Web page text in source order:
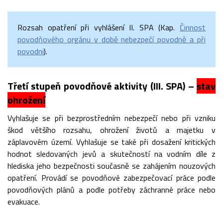
Rozsah opatření při vyhlášení II. SPA (Kap. Činnost
povodňového orgánu v době nebezpečí povodně a při
povodni).
Třetí stupeň povodňové aktivity (III. SPA) – stav
ohrožení
Vyhlašuje se při bezprostředním nebezpečí nebo při vzniku
škod většího rozsahu, ohrožení životů a majetku v
záplavovém území. Vyhlašuje se také při dosažení kritických
hodnot sledovaných jevů a skutečností na vodním díle z
hlediska jeho bezpečnosti současně se zahájením nouzových
opatření. Provádí se povodňové zabezpečovací práce podle
povodňových plánů a podle potřeby záchranné práce nebo
evakuace.